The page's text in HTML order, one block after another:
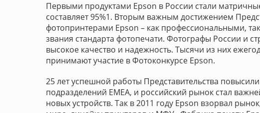
Первыми продуктами Epson в России стали
составляет 95%1. Вторым важным достижением
фотопринтерами Epson – как профессиональными,
звания стандарта фотопечати. Фотографы России и
высокое качество и надежность. Тысячи из них
принимают участие в Фотоконкурсе Epson.
25 лет успешной работы Представительства
подразделений EMEA, и российский рынок стал
новых устройств. Так в 2011 году Epson взорвал